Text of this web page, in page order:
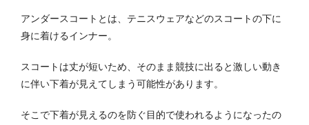
アンダースコートとは、テニスウェアなどのスコートの下に
身に着けるインナー。
スコートは丈が短いため、そのまま競技に出ると激しい動き
に伴い下着が見えてしまう可能性があります。
そこで下着が見えるのを防ぐ目的で使われるようになったの